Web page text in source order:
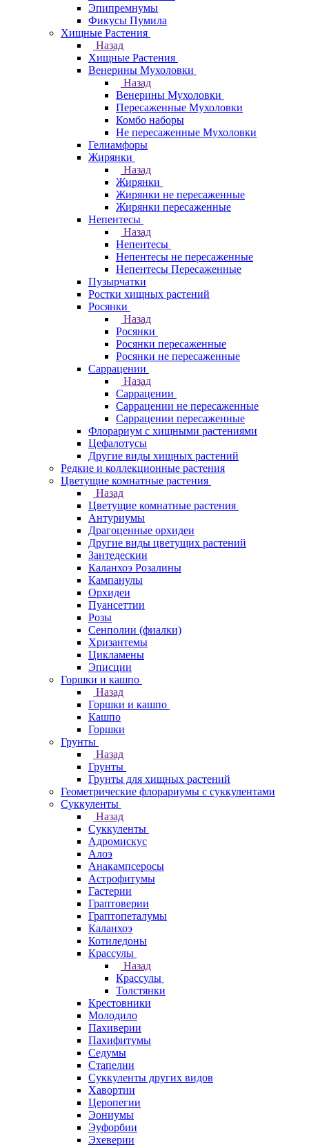
Эпипремнумы
Фикусы Пумила
Хищные Растения
Назад
Хищные Растения
Венерины Мухоловки
Назад
Венерины Мухоловки
Пересаженные Мухоловки
Комбо наборы
Не пересаженные Мухоловки
Гелиамфоры
Жирянки
Назад
Жирянки
Жирянки не пересаженные
Жирянки пересаженные
Непентесы
Назад
Непентесы
Непентесы не пересаженные
Непентесы Пересаженные
Пузырчатки
Ростки хищных растений
Росянки
Назад
Росянки
Росянки пересаженные
Росянки не пересаженные
Саррацении
Назад
Саррацении
Саррацении не пересаженные
Саррацении пересаженные
Флорариум с хищными растениями
Цефалотусы
Другие виды хищных растений
Редкие и коллекционные растения
Цветущие комнатные растения
Назад
Цветущие комнатные растения
Антуриумы
Драгоценные орхидеи
Другие виды цветущих растений
Зантедескии
Каланхоэ Розалины
Кампанулы
Орхидеи
Пуансеттии
Розы
Сенполии (фиалки)
Хризантемы
Цикламены
Эписции
Горшки и кашпо
Назад
Горшки и кашпо
Кашпо
Горшки
Грунты
Назад
Грунты
Грунты для хищных растений
Геометрические флорариумы с суккулентами
Суккуленты
Назад
Суккуленты
Адромискус
Алоэ
Анакампсеросы
Астрофитумы
Гастерии
Граптоверии
Граптопеталумы
Каланхоэ
Котиледоны
Крассулы
Назад
Крассулы
Толстянки
Крестовники
Молодило
Пахиверии
Пахифитумы
Седумы
Стапелии
Суккуленты других видов
Хавортии
Церопегии
Эониумы
Эуфорбии
Эхеверии